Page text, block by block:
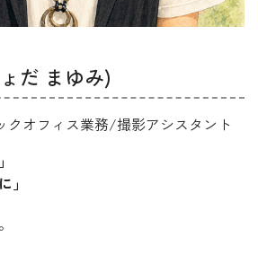
だ まゆみ)
クオフィス業務/撮影アシスタント
」